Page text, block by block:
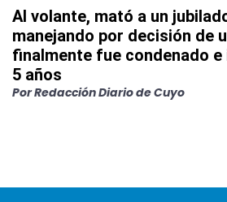
Al volante, mató a un
manejando por decisión de
finalmente fue condenado
5 años
PorRedacción Diario de Cuyo